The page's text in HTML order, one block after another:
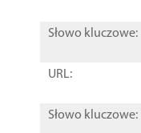
Słowo kluczowe:
URL:
Słowo kluczowe: